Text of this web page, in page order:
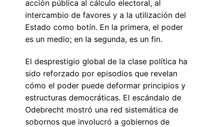
acción pública al cálculo electoral, al
intercambio de favores y a la utilización del
Estado como botín. En la primera, el poder
es un medio; en la segunda, es un fin.
El desprestigio global de la clase política ha
sido reforzado por episodios que revelan
cómo el poder puede deformar principios y
estructuras democráticas. El escándalo de
Odebrecht mostró una red sistemática de
sobornos que involucró a gobiernos de